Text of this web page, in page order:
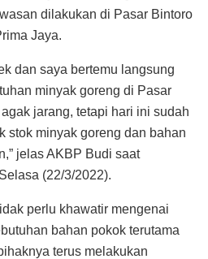
dilakukan di Pasar Bintoro
Jaya.
dan saya bertemu langsung
minyak goreng di Pasar
jarang, tetapi hari ini sudah
stok minyak goreng dan bahan
jelas AKBP Budi saat
(22/3/2022).
perlu khawatir mengenai
bahan pokok terutama
terus melakukan